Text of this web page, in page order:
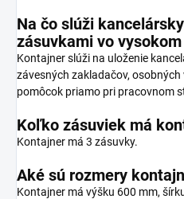
Na čo slúži
zásuvkami vo
Kontajner slúži na uloženie
závesných zakladačov,
pomôcok priamo pri pracovnom
Koľko zásuviek má
Kontajner má 3 zásuvky.
Aké sú rozmery
Kontajner má výšku 600 mm,